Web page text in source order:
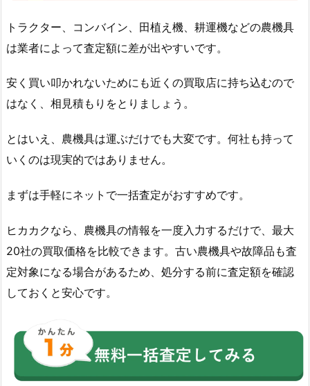
トラクター、コンバイン、田植え機、耕運機などの農機具
は業者によって査定額に差が出やすいです。
安く買い叩かれないためにも近くの買取店に持ち込むので
はなく、相見積もりをとりましょう。
とはいえ、農機具は運ぶだけでも大変です。何社も持って
いくのは現実的ではありません。
まずは手軽にネットで一括査定がおすすめです。
ヒカカクなら、農機具の情報を一度入力するだけで、最大
20社の買取価格を比較できます。古い農機具や故障品も査
定対象になる場合があるため、処分する前に査定額を確認
しておくと安心です。